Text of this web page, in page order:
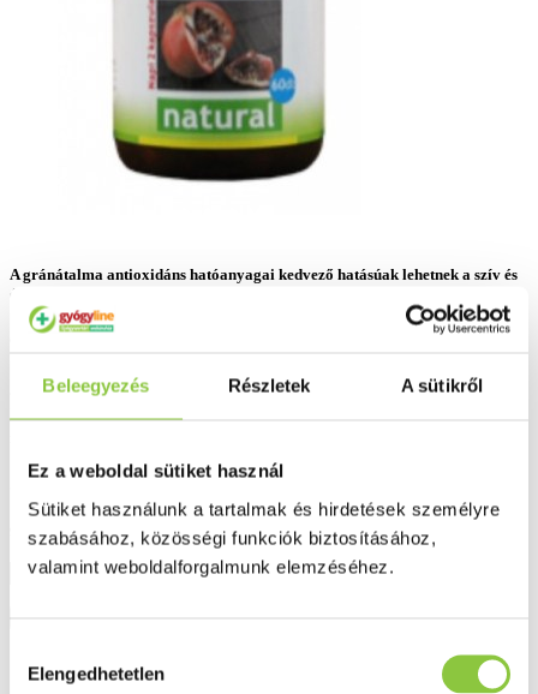
Beleegyezés Részletek A sütikről
Ez a weboldal sütiket használ
Sütiket használunk a tartalmak és hirdetések személyre
szabásához, közösségi funkciók biztosításához,
valamint weboldalforgalmunk elemzéséhez.
kiválasztása
Elengedhetetlen
A gránátalma antioxidáns hatóanyagai kedvező hatásúak lehetnek a szív és
érrendszer, valamint az erek egészségére.
Gyártó:
Rendelhető Hasonló termékeket keresek
5 554 Ft
93 Ft/db